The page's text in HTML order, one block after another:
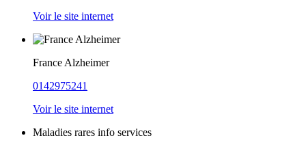
Voir le site internet
France Alzheimer
0142975241
Voir le site internet
Maladies rares info services